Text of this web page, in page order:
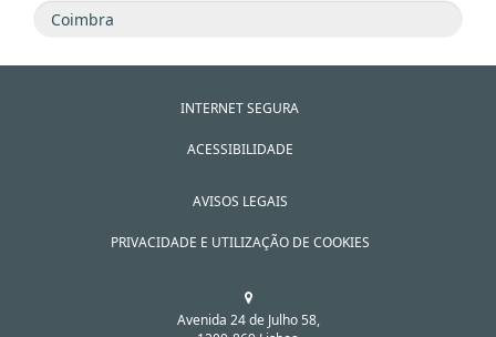
INTERNET SEGURA
ACESSIBILIDADE
AVISOS LEGAIS
PRIVACIDADE E UTILIZAÇÃO DE COOKIES
Avenida 24 de Julho 58,